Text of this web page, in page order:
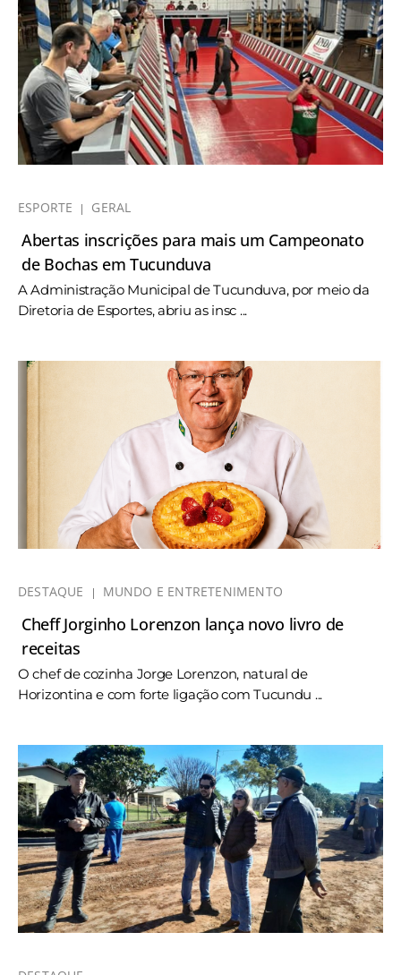
ESPORTE GERAL
Abertas inscrições para mais um Campeonato
de Bochas em Tucunduva
A Administração Municipal de Tucunduva, por meio da
Diretoria de Esportes, abriu as insc ...
DESTAQUE MUNDO E ENTRETENIMENTO
Cheff Jorginho Lorenzon lança novo livro de
receitas
O chef de cozinha Jorge Lorenzon, natural de
Horizontina e com forte ligação com Tucundu ...